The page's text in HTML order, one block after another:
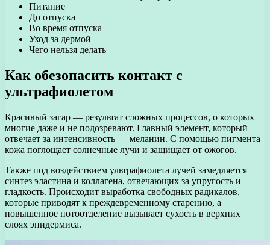
Питание
До отпуска
Во время отпуска
Уход за дермой
Чего нельзя делать
Как обезопасить контакт с
ультрафиолетом
Красивый загар — результат сложных процессов, о которых
многие даже и не подозревают. Главный элемент, который
отвечает за интенсивность — меланин. С помощью пигмента
кожа поглощает солнечные лучи и защищает от ожогов.
Также под воздействием ультрафиолета лучей замедляется
синтез эластина и коллагена, отвечающих за упругость и
гладкость. Происходит выработка свободных радикалов,
которые приводят к преждевременному старению, а
повышенное потоотделение вызывает сухость в верхних
слоях эпидермиса.